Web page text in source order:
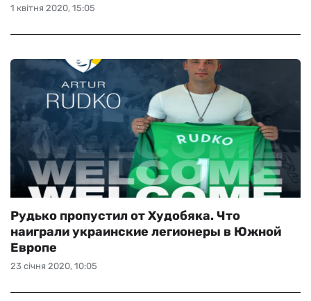
1 квітня 2020, 15:05
23 січня 2020, 10:05
Рудько пропустил от Худобяка. Что
наиграли украинские легионеры в Южной
Европе